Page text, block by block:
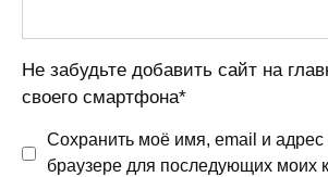
Не забудьте добавить сайт на
своего смартфона*
Сохранить моё имя, email и адрес
браузере для последующих моих